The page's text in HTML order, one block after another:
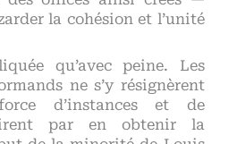
la cohésion et l’unité
qu’avec peine. Les
ne s’y résignèrent
d’instances et de
par en obtenir la